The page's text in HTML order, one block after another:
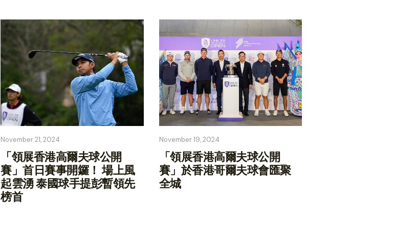
November 21, 2024
「領展香港高爾夫球公開
賽」首日賽事開鑼！ 場上風
起雲湧 泰國球手提彭暫領先
榜首
November 19, 2024
「領展香港高爾夫球公開
賽」於香港哥爾夫球會匯聚
全城